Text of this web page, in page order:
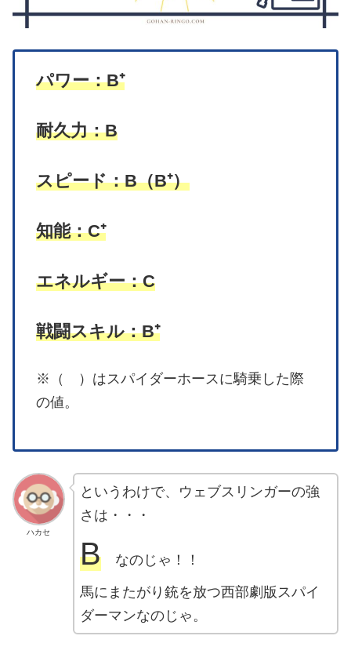
パワー：B⁺
耐久力：B
スピード：B（B⁺）
知能：C⁺
エネルギー：C
戦闘スキル：B⁺
※（ ）はスパイダーホースに騎乗した際
の値。
ハカセ
というわけで、ウェブスリンガーの強
さは・・・
Bなのじゃ！！
馬にまたがり銃を放つ西部劇版スパイ
ダーマンなのじゃ。